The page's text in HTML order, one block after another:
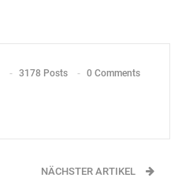
3178 Posts 0 Comments
NÄCHSTER ARTIKEL